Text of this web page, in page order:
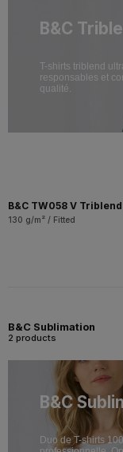
B&C
T-shirts triblend
responsables et
qualité.
B&C TW058 V
130 g/m² / Fitted
B&C Sublimation
2 products
B&C
Duo de T-shirts